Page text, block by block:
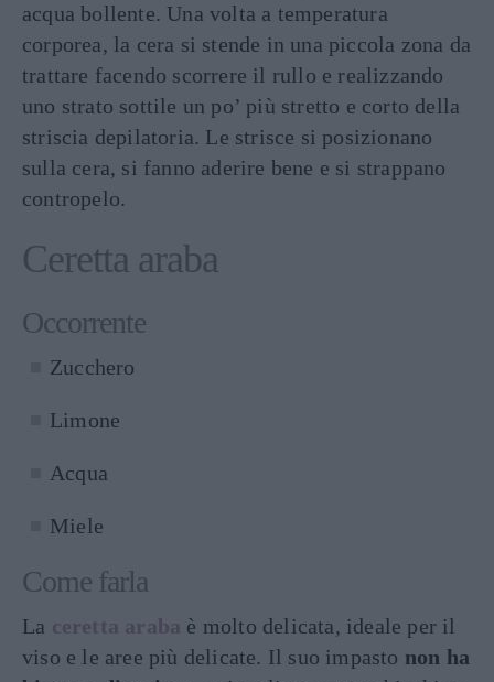
acqua bollente. Una volta a temperatura
corporea, la cera si stende in una piccola zona da
trattare facendo scorrere il rullo e realizzando
uno strato sottile un po’ più stretto e corto della
striscia depilatoria. Le strisce si posizionano
sulla cera, si fanno aderire bene e si strappano
contropelo.
Ceretta araba
Occorrente
Zucchero
Limone
Acqua
Miele
Come farla
La ceretta araba è molto delicata, ideale per il
viso e le aree più delicate. Il suo impasto non ha